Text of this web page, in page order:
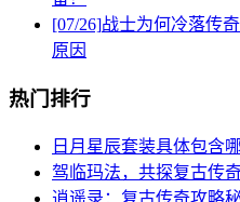
[07/26]战士为何冷落传
原因
热门排行
日月星辰套装具体包含
驾临玛法，共探复古传
逍遥录：复古传奇攻略